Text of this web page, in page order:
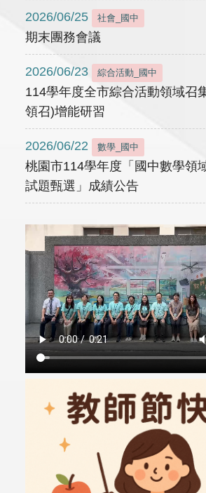
2026/06/25 社會_國中
期末團務會議
2026/06/23 綜合活動_國中
114學年度全市綜合活動領域召
領召)增能研習
2026/06/22 數學_國中
桃園市114學年度「國中數學領
試題甄選」成績公告